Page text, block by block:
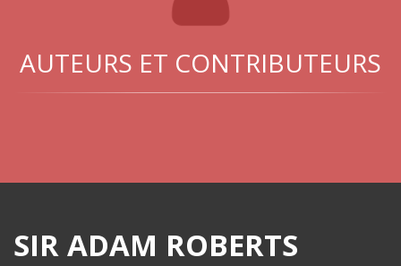
AUTEURS ET CONTRIBUTEURS
SIR ADAM ROBERTS